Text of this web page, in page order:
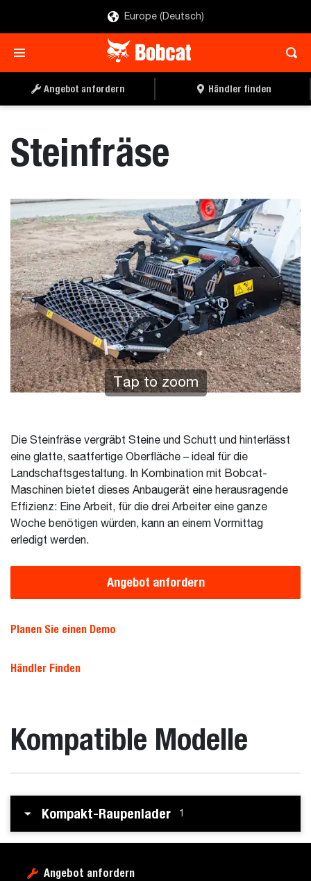
Europe (Deutsch)
Angebot anfordern Händler finden
Steinfräse
Tap to zoom
Die Steinfräse vergräbt Steine und Schutt und hinterlässt
eine glatte, saatfertige Oberfläche – ideal für die
Landschaftsgestaltung. In Kombination mit Bobcat-
Maschinen bietet dieses Anbaugerät eine herausragende
Effizienz: Eine Arbeit, für die drei Arbeiter eine ganze
Woche benötigen würden, kann an einem Vormittag
erledigt werden.
Angebot anfordern
Planen Sie einen Demo
Händler Finden
Kompatible Modelle
Kompakt-Raupenlader 1
Angebot anfordern
ANGEBOT ANFORDERN HÄNDLER FINDEN